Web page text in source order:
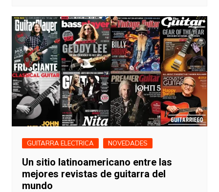
GUITARRA ELECTRICA NOVEDADES
Un sitio latinoamericano entre las
mejores revistas de guitarra del
mundo